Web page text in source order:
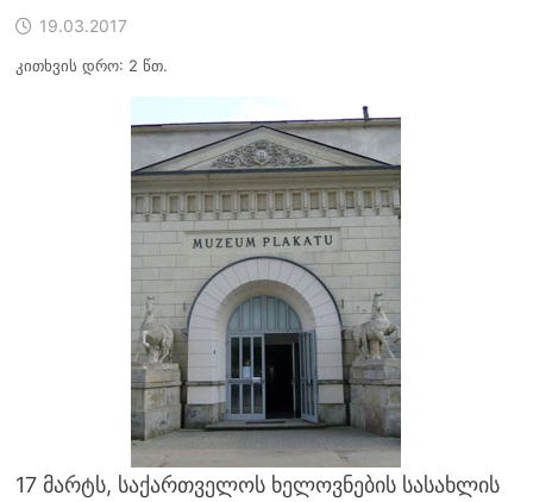
19.03.2017
კითხვის დრო: 2 წთ.
17 მარტს, საქართველოს ხელოვნების სასახლის